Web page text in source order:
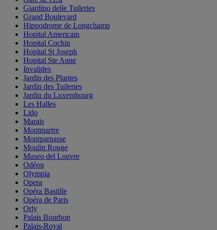
Giardino delle Tuileries
Grand Boulevard
Hippodrome de Longchamp
Hopital Americain
Hopital Cochin
Hopital St Joseph
Hopital Ste Anne
Invalides
Jardin des Plantes
Jardin des Tuileries
Jardin du Luxembourg
Les Halles
Lido
Marais
Montmartre
Montparnasse
Moulin Rouge
Museo del Louvre
Odéon
Olympia
Opera
Opéra Bastille
Opéra de Paris
Orly
Palais Bourbon
Palais-Royal